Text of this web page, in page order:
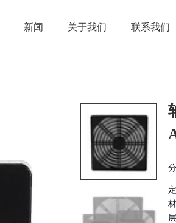
新闻 关于我们 联系我们